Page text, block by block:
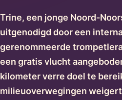
Trine, een jonge Noord-
uitgenodigd door een
gerenommeerde
een gratis vlucht
kilometer verre doel te
milieuoverwegingen